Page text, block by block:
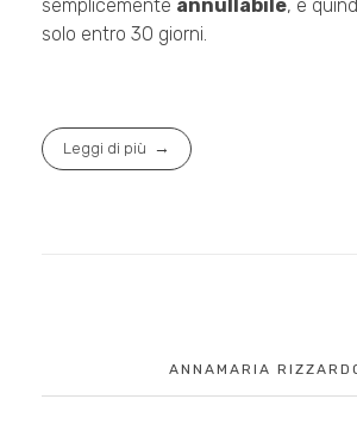
semplicemente annullabile, e
solo entro 30 giorni.
Leggi di più
ANNAMARIA